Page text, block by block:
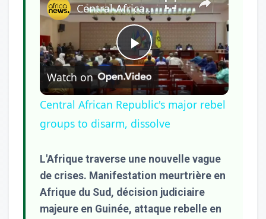
Play
Video
Central African Republic's major rebel groups to disarm, dissolve
Watch on
Central African Republic's major rebel
groups to disarm, dissolve
L'Afrique traverse une nouvelle vague
de crises. Manifestation meurtrière en
Afrique du Sud, décision judiciaire
majeure en Guinée, attaque rebelle en